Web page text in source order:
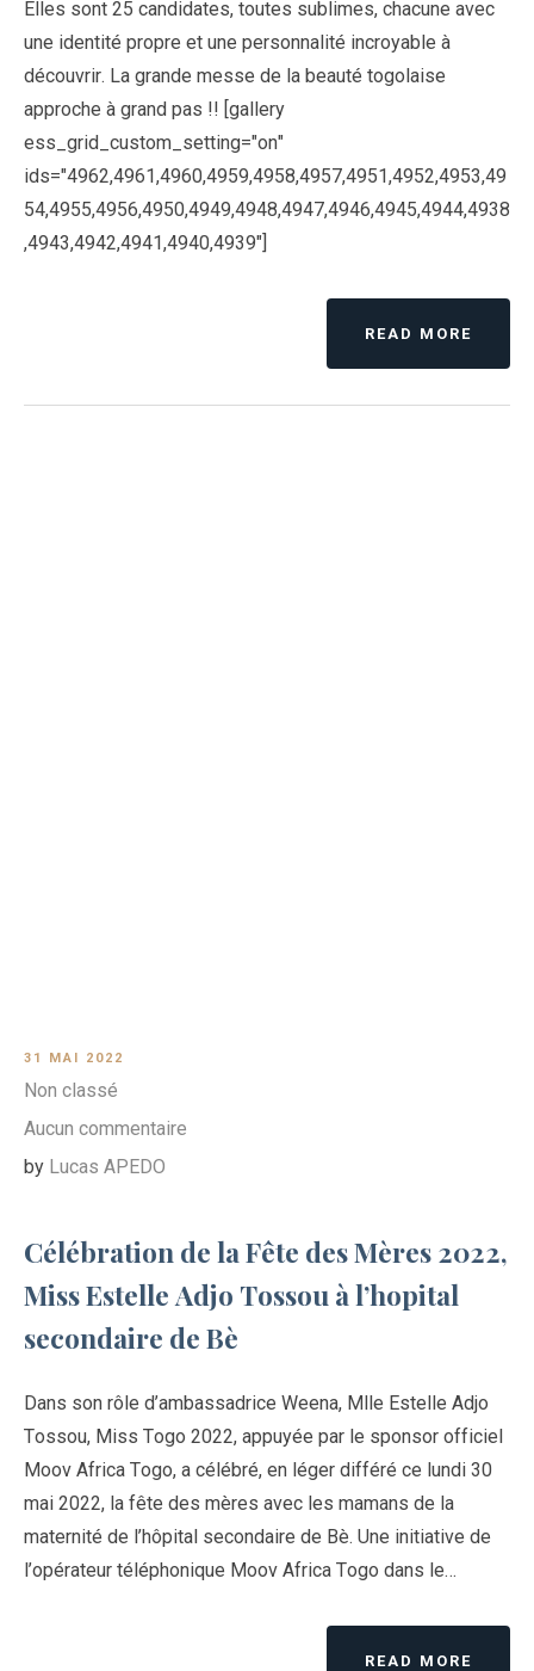
Elles sont 25 candidates, toutes sublimes, chacune avec
une identité propre et une personnalité incroyable à
découvrir. La grande messe de la beauté togolaise
approche à grand pas !! [gallery
ess_grid_custom_setting="on"
ids="4962,4961,4960,4959,4958,4957,4951,4952,4953,49
54,4955,4956,4950,4949,4948,4947,4946,4945,4944,4938
,4943,4942,4941,4940,4939"]
READ MORE
31 MAI 2022
Non classé
Aucun commentaire
by Lucas APEDO
Célébration de la Fête des Mères 2022,
Miss Estelle Adjo Tossou à l’hopital
secondaire de Bè
Dans son rôle d’ambassadrice Weena, Mlle Estelle Adjo
Tossou, Miss Togo 2022, appuyée par le sponsor officiel
Moov Africa Togo, a célébré, en léger différé ce lundi 30
mai 2022, la fête des mères avec les mamans de la
maternité de l’hôpital secondaire de Bè. Une initiative de
l’opérateur téléphonique Moov Africa Togo dans le…
READ MORE